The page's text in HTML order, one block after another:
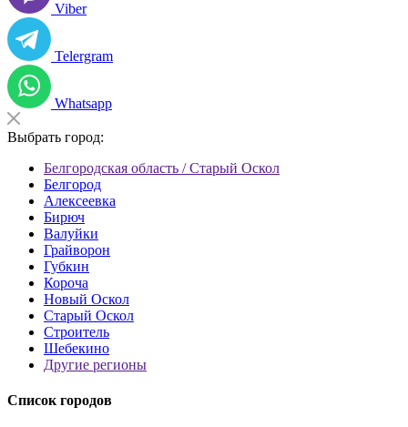
Viber
Telergram
Whatsapp
Выбрать город:
Белгородская область / Старый Оскол
Белгород
Алексеевка
Бирюч
Валуйки
Грайворон
Губкин
Короча
Новый Оскол
Старый Оскол
Строитель
Шебекино
Другие регионы
Список городов